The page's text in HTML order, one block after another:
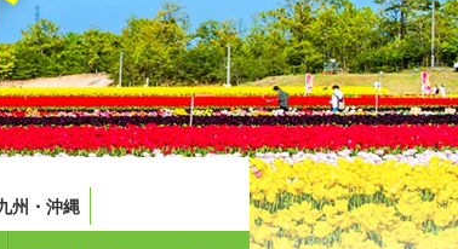
州・沖縄